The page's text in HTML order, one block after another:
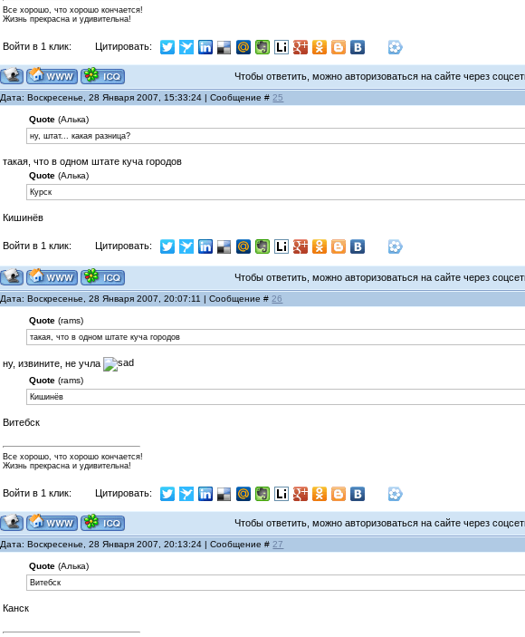
Все хорошо, что хорошо кончается!
Жизнь прекрасна и удивительна!
Войти в 1 клик: Цитировать:
Чтобы ответить, можно авторизоваться на сайте через
Дата: Воскресенье, 28 Января 2007, 15:33:24 | Сообщение # 25
Quote (Алька)
ну, штат... какая разница?
такая, что в одном штате куча городов
Quote (Алька)
Курск
Кишинёв
Войти в 1 клик: Цитировать:
Чтобы ответить, можно авторизоваться на сайте через
Дата: Воскресенье, 28 Января 2007, 20:07:11 | Сообщение # 26
Quote (rams)
такая, что в одном штате куча городов
ну, извините, не учла
Quote (rams)
Кишинёв
Витебск
Все хорошо, что хорошо кончается!
Жизнь прекрасна и удивительна!
Войти в 1 клик: Цитировать:
Чтобы ответить, можно авторизоваться на сайте через
Дата: Воскресенье, 28 Января 2007, 20:13:24 | Сообщение # 27
Quote (Алька)
Витебск
Канск